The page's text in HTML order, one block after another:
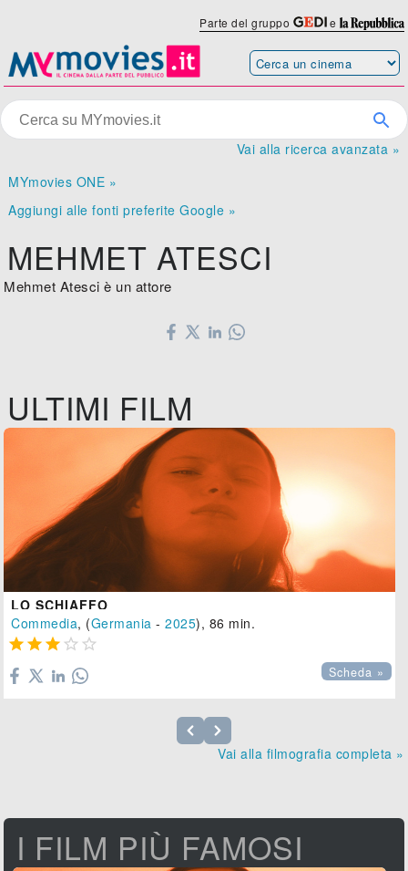
Parte del gruppo e
Vai alla ricerca avanzata »
MYmovies ONE »
Aggiungi alle fonti preferite Google »
MEHMET ATESCI
Mehmet Atesci è un attore
ULTIMI FILM
LO SCHIAFFO
Commedia, (Germania -2025), 86 min.
    
Scheda »
Vai alla filmografia completa »
I FILM PIÙ FAMOSI